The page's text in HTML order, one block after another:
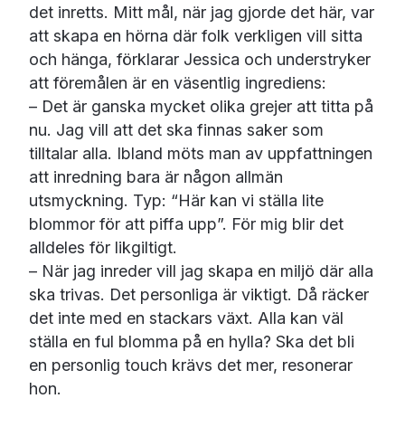
det inretts. Mitt mål, när jag gjorde det här, var
att skapa en hörna där folk verkligen vill sitta
och hänga, förklarar Jessica och understryker
att föremålen är en väsentlig ingrediens:
– Det är ganska mycket olika grejer att titta på
nu. Jag vill att det ska finnas saker som
tilltalar alla. Ibland möts man av uppfattningen
att inredning bara är någon allmän
utsmyckning. Typ: “Här kan vi ställa lite
blommor för att piffa upp”. För mig blir det
alldeles för likgiltigt.
– När jag inreder vill jag skapa en miljö där alla
ska trivas. Det personliga är viktigt. Då räcker
det inte med en stackars växt. Alla kan väl
ställa en ful blomma på en hylla? Ska det bli
en personlig touch krävs det mer, resonerar
hon.